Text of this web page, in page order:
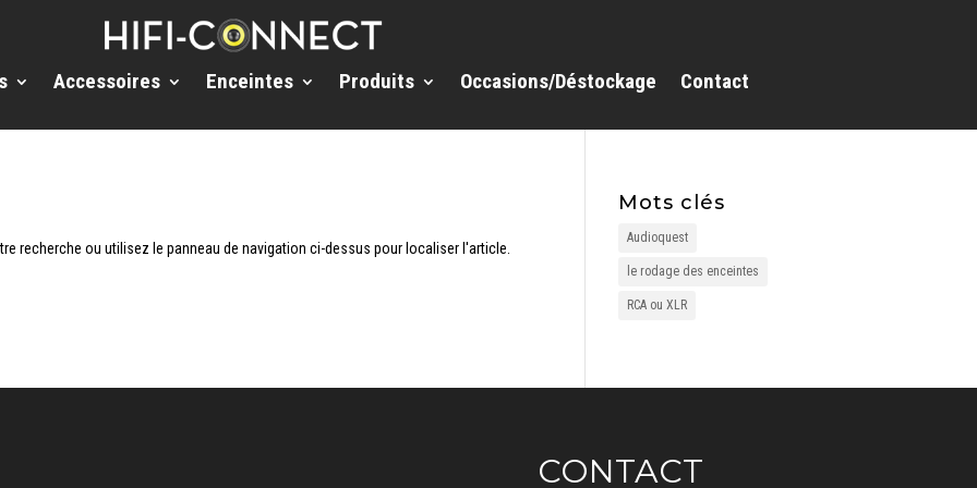
Accessoires Enceintes Produits Occasions/Déstockage Contact
recherche ou utilisez le panneau de navigation ci-dessus pour localiser l'article.
Mots clés
Audioquest
le rodage des enceintes
RCA ou XLR
CONTACT